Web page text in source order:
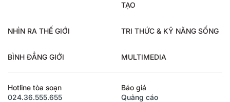
TẠO
NHÌN RA THẾ GIỚI TRI THỨC & KỸ NĂNG SỐNG
BÌNH ĐẲNG GIỚI MULTIMEDIA
Hotline tòa soạn
024.36.555.655
Báo giá
Quảng cáo